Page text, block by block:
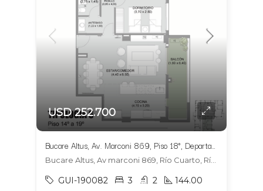
USD 252.700
Bucare Altus, Av. Marconi 869, Piso 18°, Departamento 1804, Tipologia 6
Bucare Altus, Av marconi 869, Río Cuarto, Río Cuarto
GUI-190082 3 2 144.00